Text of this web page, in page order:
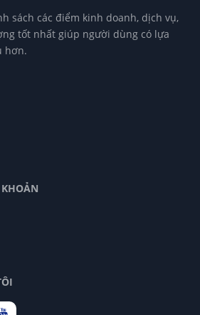
sách các điểm kinh doanh, dịch vụ,
tốt nhất giúp người dùng có lựa
hơn.